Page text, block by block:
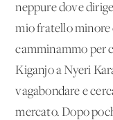
neppure dove
mio fratello minore
camminammo per
Kiganjo a Nyeri
vagabondare e
mercato. Dopo